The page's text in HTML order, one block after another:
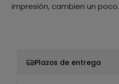
impresión, cambien un poco.
Plazos de entrega